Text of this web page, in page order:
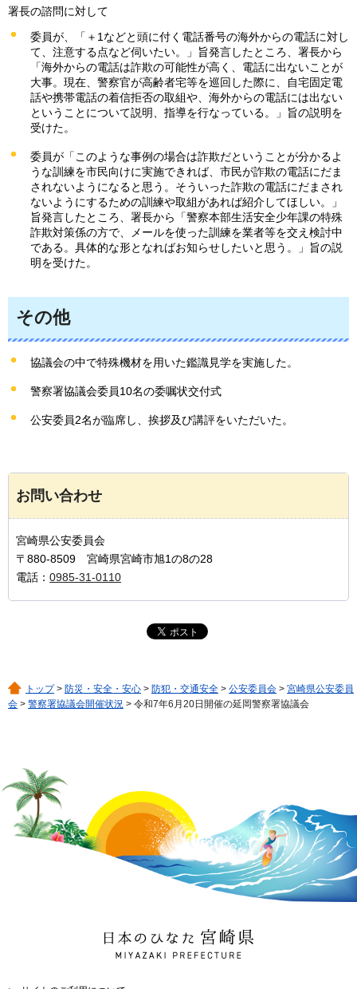
署長の諮問に対して
委員が、「＋1などと頭に付く電話番号の海外からの電話に対し
て、注意する点など伺いたい。」旨発言したところ、署長から
「海外からの電話は詐欺の可能性が高く、電話に出ないことが
大事。現在、警察官が高齢者宅等を巡回した際に、自宅固定電
話や携帯電話の着信拒否の取組や、海外からの電話には出ない
ということについて説明、指導を行なっている。」旨の説明を
受けた。
委員が「このような事例の場合は詐欺だということが分かるよ
うな訓練を市民向けに実施できれば、市民が詐欺の電話にだま
されないようになると思う。そういった詐欺の電話にだまされ
ないようにするための訓練や取組があれば紹介してほしい。」
旨発言したところ、署長から「警察本部生活安全少年課の特殊
詐欺対策係の方で、メールを使った訓練を業者等を交え検討中
である。具体的な形となればお知らせしたいと思う。」旨の説
明を受けた。
その他
協議会の中で特殊機材を用いた鑑識見学を実施した。
警察署協議会委員10名の委嘱状交付式
公安委員2名が臨席し、挨拶及び講評をいただいた。
お問い合わせ
宮崎県公安委員会
〒880-8509 宮崎県宮崎市旭1の8の28
電話： 0985-31-0110
トップ> 防災・安全・安心 > 防犯・交通安全 > 公安委員会 > 宮崎県公安委員
会 > 警察署協議会開催状況 > 令和7年6月20日開催の延岡警察署協議会
日本のひなた 宮崎県
MIYAZAKI PREFECTURE